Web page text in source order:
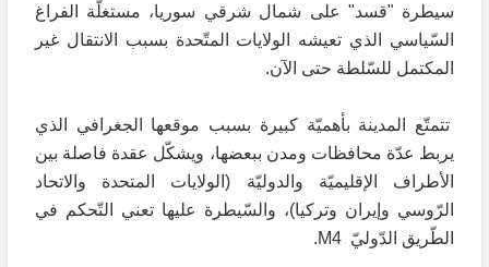
سيطرة "قسد" على شمال شرقي سوريا، مستغلّة الفراغ
السّياسي الذي تعيشه الولايات المتّحدة بسبب الانتقال غير
المكتمل للسّلطة حتى الآن.
تتمتّع المدينة بأهميّة كبيرة بسبب موقعها الجغرافي الذي
يربط عدّة محافظات ومدن ببعضها، ويشكّل عقدة فاصلة بين
الأطراف الإقليميّة والدوليّة (الولايات المتحدة والاتحاد
الرّوسي وإيران وتركيا)، والسّيطرة عليها تعني التّحكم في
الطّريق الدّوليّ M4.